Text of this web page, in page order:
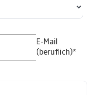
E-Mail
(beruflich)*